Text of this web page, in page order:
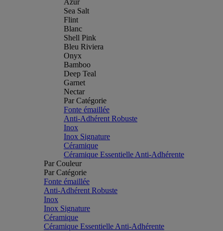
Azur
Sea Salt
Flint
Blanc
Shell Pink
Bleu Riviera
Onyx
Bamboo
Deep Teal
Garnet
Nectar
Par Catégorie
Fonte émaillée
Anti-Adhérent Robuste
Inox
Inox Signature
Céramique
Céramique Essentielle Anti-Adhérente
Par Couleur
Par Catégorie
Fonte émaillée
Anti-Adhérent Robuste
Inox
Inox Signature
Céramique
Céramique Essentielle Anti-Adhérente